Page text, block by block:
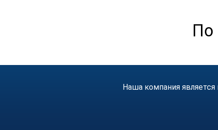
По
Наша компания